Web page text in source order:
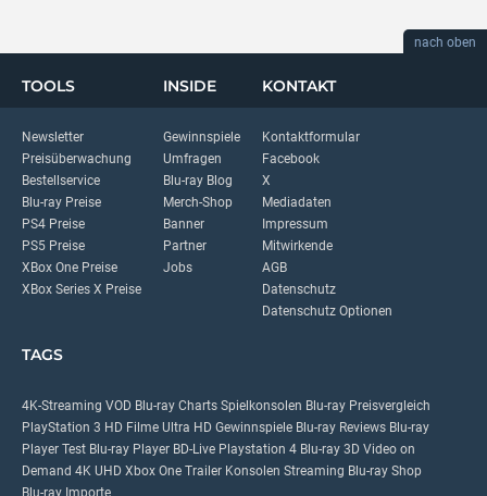
nach oben
TOOLS
Newsletter
Preisüberwachung
Bestellservice
Blu-ray Preise
PS4 Preise
PS5 Preise
XBox One Preise
XBox Series X Preise
INSIDE
Gewinnspiele
Umfragen
Blu-ray Blog
Merch-Shop
Banner
Partner
Jobs
KONTAKT
Kontaktformular
Facebook
X
Mediadaten
Impressum
Mitwirkende
AGB
Datenschutz
Datenschutz Optionen
TAGS
4K-Streaming VOD Blu-ray Charts Spielkonsolen Blu-ray Preisvergleich
PlayStation 3 HD Filme Ultra HD Gewinnspiele Blu-ray Reviews Blu-ray
Player Test Blu-ray Player BD-Live Playstation 4 Blu-ray 3D Video on
Demand 4K UHD Xbox One Trailer Konsolen Streaming Blu-ray Shop
Blu-ray Importe